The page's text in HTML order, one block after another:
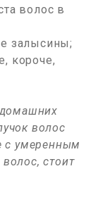
волос в
залысины;
короче,
домашних
волос
с умеренным
стоит